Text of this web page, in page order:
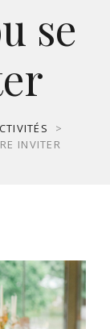
se
>
INVITER